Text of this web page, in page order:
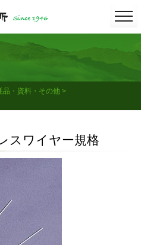
品・資料・その他
スワイヤー規格